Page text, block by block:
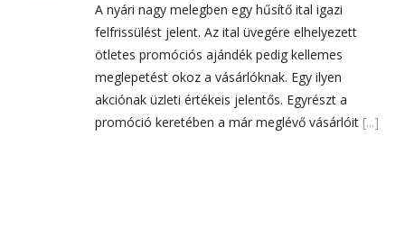
A nyári nagy melegben egy hűsítő ital igazi
felfrissülést jelent. Az ital üvegére elhelyezett
ötletes promóciós ajándék pedig kellemes
meglepetést okoz a vásárlóknak. Egy ilyen
akciónak üzleti értékeis jelentős. Egyrészt a
promóció keretében a már meglévő vásárlóit [...]